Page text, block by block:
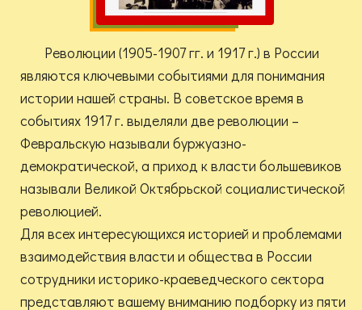
Революции (1905-1907 гг. и 1917 г.) в России
являются ключевыми событиями для понимания
истории нашей страны. В советское время в
событиях 1917 г. выделяли две революции –
Февральскую называли буржуазно-
демократической, а приход к власти большевиков
называли Великой Октябрьской социалистической
революцией.
Для всех интересующихся историей и проблемами
взаимодействия власти и общества в России
сотрудники историко-краеведческого сектора
представляют вашему вниманию подборку из пяти